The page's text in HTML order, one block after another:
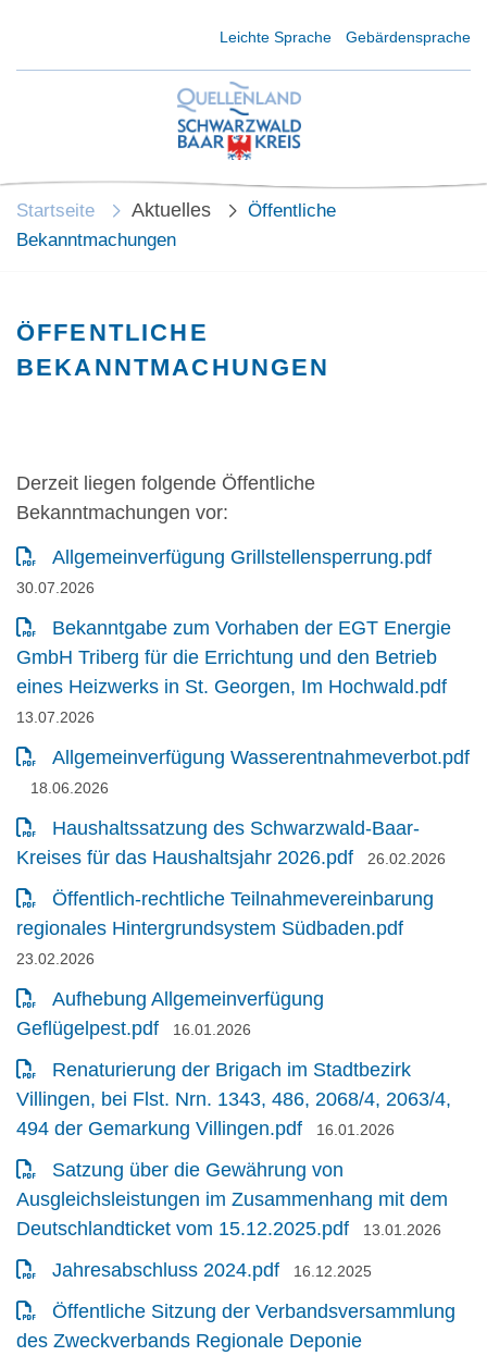
Leichte Sprache Gebärdensprache
Startseite Aktuelles
Öffentliche
Bekanntmachungen
ÖFFENTLICHE
BEKANNTMACHUNGEN
Derzeit liegen folgende Öffentliche
Bekanntmachungen vor:
Allgemeinverfügung Grillstellensperrung.pdf
30.07.2026
Bekanntgabe zum Vorhaben der EGT Energie
GmbH Triberg für die Errichtung und den Betrieb
eines Heizwerks in St. Georgen, Im Hochwald.pdf
13.07.2026
Allgemeinverfügung Wasserentnahmeverbot.pdf
Datum:
18.06.2026
Haushaltssatzung des Schwarzwald-Baar-
Kreises für das Haushaltsjahr 2026.pdf
Datum:
26.02.2026
Öffentlich-rechtliche Teilnahmevereinbarung
regionales Hintergrundsystem Südbaden.pdf
23.02.2026
Aufhebung Allgemeinverfügung
Geflügelpest.pdf
Datum:
16.01.2026
Renaturierung der Brigach im Stadtbezirk
Villingen, bei Flst. Nrn. 1343, 486, 2068/4, 2063/4,
494 der Gemarkung Villingen.pdf
Datum:
16.01.2026
Satzung über die Gewährung von
Ausgleichsleistungen im Zusammenhang mit dem
Deutschlandticket vom 15.12.2025.pdf
Datum:
13.01.2026
Jahresabschluss 2024.pdf Datum:
16.12.2025
Öffentliche Sitzung der Verbandsversammlung
des Zweckverbands Regionale Deponie